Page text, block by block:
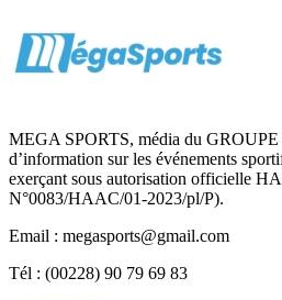
MEGA SPORTS, média du
d’information sur les événements
exerçant sous autorisation officielle
N°0083/HAAC/01-2023/pl/P).
Email : megasports@gmail.com
Tél : (00228) 90 79 69 83